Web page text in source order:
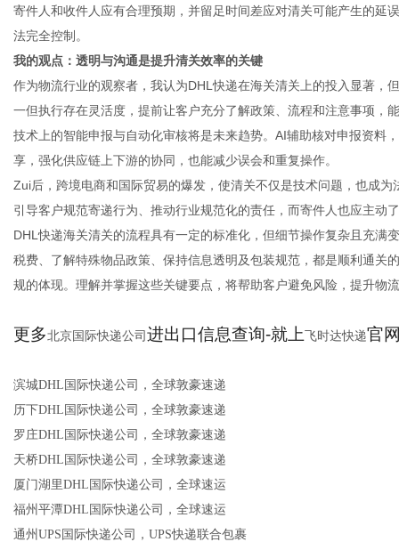
寄件人和收件人应有合理预期，并留足时间差应对清关可能产生的延
法完全控制。
我的观点：透明与沟通是提升清关效率的关键
作为物流行业的观察者，我认为DHL快递在海关清关上的投入显著，
一但执行存在灵活度，提前让客户充分了解政策、流程和注意事项，
技术上的智能申报与自动化审核将是未来趋势。AI辅助核对申报资料
享，强化供应链上下游的协同，也能减少误会和重复操作。
Zui后，跨境电商和国际贸易的爆发，使清关不仅是技术问题，也成
引导客户规范寄递行为、推动行业规范化的责任，而寄件人也应主动
DHL快递海关清关的流程具有一定的标准化，但细节操作复杂且充满
税费、了解特殊物品政策、保持信息透明及包装规范，都是顺利通关
规的体现。理解并掌握这些关键要点，将帮助客户避免风险，提升物
更多北京国际快递公司进出口信息查询-就上飞时达快递官
滨城DHL国际快递公司，全球敦豪速递
历下DHL国际快递公司，全球敦豪速递
罗庄DHL国际快递公司，全球敦豪速递
天桥DHL国际快递公司，全球敦豪速递
厦门湖里DHL国际快递公司，全球速运
福州平潭DHL国际快递公司，全球速运
通州UPS国际快递公司，UPS快递联合包裹